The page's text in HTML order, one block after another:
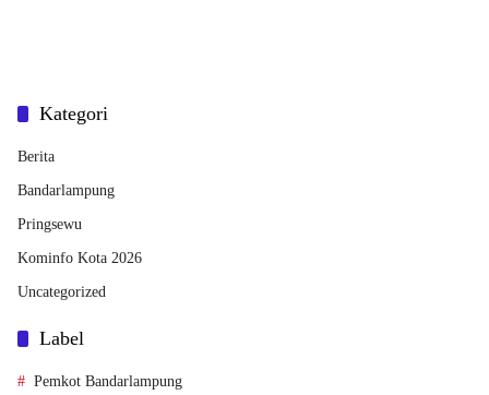
Kategori
Berita
Bandarlampung
Pringsewu
Kominfo Kota 2026
Uncategorized
Label
Pemkot Bandarlampung